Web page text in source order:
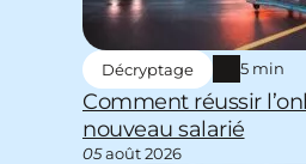
Décryptage 5 min
Comment réussir
nouveau salarié
05août 2026